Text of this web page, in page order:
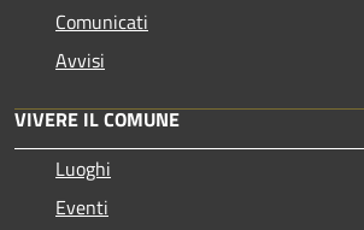
Comunicati
Avvisi
VIVERE IL COMUNE
Luoghi
Eventi